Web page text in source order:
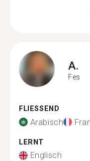
A.
Fes
FLIESSEND
Arabisch
LERNT
Englisch